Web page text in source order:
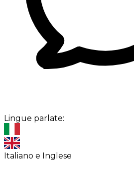
Lingue parlate:
Italiano e Inglese